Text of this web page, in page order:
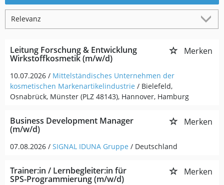
Leitung Forschung & Entwicklung
Wirkstoffkosmetik (m/w/d)
Merken
10.07.2026 / Mittelständisches Unternehmen der
kosmetischen Markenartikelindustrie / Bielefeld,
Osnabrück, Münster (PLZ 48143), Hannover, Hamburg
Business Development Manager
(m/w/d)
Merken
07.08.2026 / SIGNAL IDUNA Gruppe / Deutschland
Trainer:in / Lernbegleiter:in für
SPS-Programmierung (m/w/d)
Merken